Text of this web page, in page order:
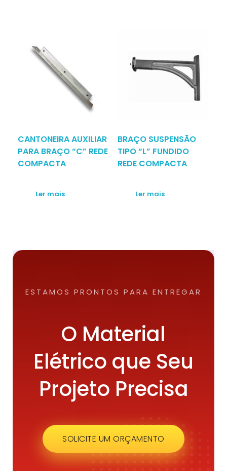
CANTONEIRA AUXILIAR
PARA BRAÇO “C” REDE
COMPACTA
Ler mais
BRAÇO SUSPENSÃO
TIPO “L” FUNDIDO
REDE COMPACTA
Ler mais
ESTAMOS PRONTOS PARA ENTREGAR
O Material
Elétrico que Seu
Projeto Precisa
SOLICITE UM ORÇAMENTO